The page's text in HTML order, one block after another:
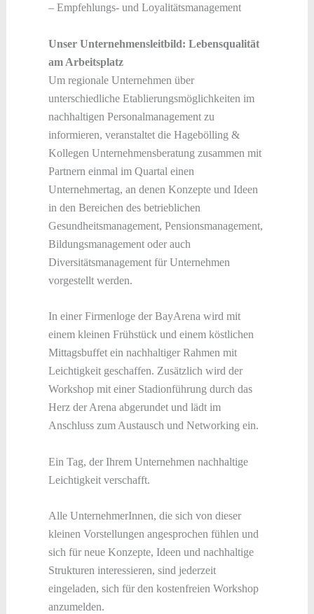
– Empfehlungs- und Loyalitätsmanagement
Unser Unternehmensleitbild: Lebensqualität
am Arbeitsplatz
Um regionale Unternehmen über
unterschiedliche Etablierungsmöglichkeiten im
nachhaltigen Personalmanagement zu
informieren, veranstaltet die Hagebölling &
Kollegen Unternehmensberatung zusammen mit
Partnern einmal im Quartal einen
Unternehmertag, an denen Konzepte und Ideen
in den Bereichen des betrieblichen
Gesundheitsmanagement, Pensionsmanagement,
Bildungsmanagement oder auch
Diversitätsmanagement für Unternehmen
vorgestellt werden.
In einer Firmenloge der BayArena wird mit
einem kleinen Frühstück und einem köstlichen
Mittagsbuffet ein nachhaltiger Rahmen mit
Leichtigkeit geschaffen. Zusätzlich wird der
Workshop mit einer Stadionführung durch das
Herz der Arena abgerundet und lädt im
Anschluss zum Austausch und Networking ein.
Ein Tag, der Ihrem Unternehmen nachhaltige
Leichtigkeit verschafft.
Alle UnternehmerInnen, die sich von dieser
kleinen Vorstellungen angesprochen fühlen und
sich für neue Konzepte, Ideen und nachhaltige
Strukturen interessieren, sind jederzeit
eingeladen, sich für den kostenfreien Workshop
anzumelden.